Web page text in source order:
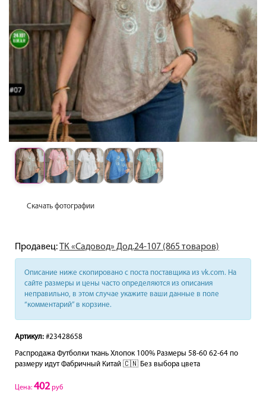
Скачать фотографии
Продавец:ТК «Садовод» Дод.24-107 (865 товаров)
Описание ниже скопировано с поста поставщика из vk.com. На
сайте размеры и цены часто определяются из описания
неправильно, в этом случае укажите ваши данные в поле
“комментарий” в корзине.
Артикул: #23428658
Распродажа Футболки ткань Хлопок 100% Размеры 58-60 62-64 по
размеру идут Фабричный Китай 🇨🇳 Без выбора цвета
Цена: 402 руб